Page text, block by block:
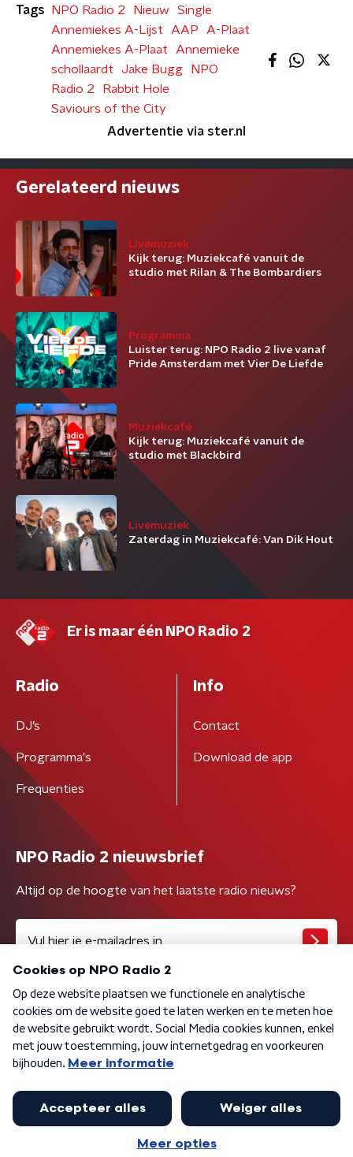
Tags NPO Radio 2 Nieuw
Single
Annemiekes A-Lijst
AAP
A-Plaat
Annemiekes A-Plaat
Annemieke
schollaardt
Jake Bugg
NPO
Radio 2
Rabbit Hole
Saviours of the City
Advertentie via ster.nl
Gerelateerd nieuws
Livemuziek
Kijk terug: Muziekcafé vanuit de
studio met Rilan & The Bombardiers
Programma
Luister terug: NPO Radio 2 live vanaf
Pride Amsterdam met Vier De Liefde
Muziekcafé
Kijk terug: Muziekcafé vanuit de
studio met Blackbird
Livemuziek
Zaterdag in Muziekcafé: Van Dik Hout
Er is maar één NPO Radio 2
Radio
DJ’s
Programma's
Frequenties
Info
Contact
Download de app
NPO Radio 2 nieuwsbrief
Altijd op de hoogte van het laatste radio nieuws?
Algemene voorwaarden